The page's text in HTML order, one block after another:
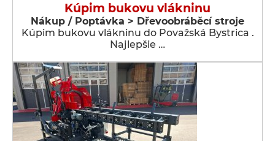
Kúpim bukovu vlákninu
Nákup / Poptávka > Dřevoobráběcí stroje
Kúpim bukovu vlákninu do Považská Bystrica .
Najlepšie …